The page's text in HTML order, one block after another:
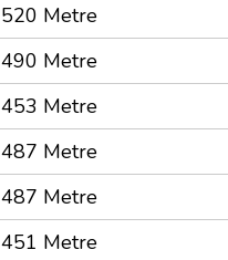
520 Metre
490 Metre
453 Metre
487 Metre
487 Metre
451 Metre